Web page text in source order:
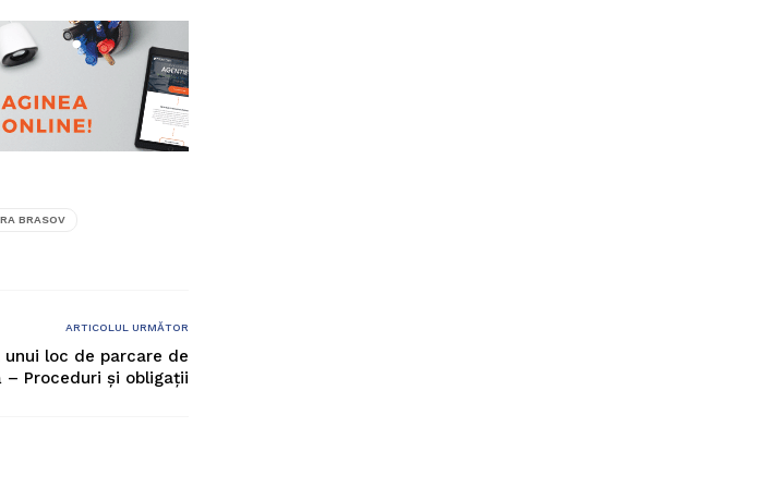
BRASOV
ARTICOLUL URMĂTOR
unui loc de parcare de
– Proceduri şi obligaţii